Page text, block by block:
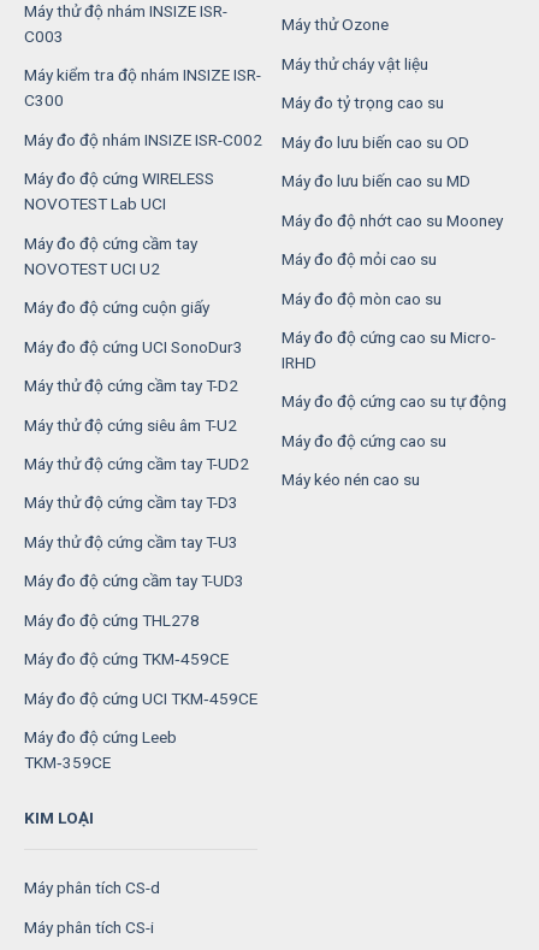
Máy thử độ nhám INSIZE ISR-
C003
Máy kiểm tra độ nhám INSIZE ISR-
C300
Máy đo độ nhám INSIZE ISR-C002
Máy đo độ cứng WIRELESS
NOVOTEST Lab UCI
Máy đo độ cứng cầm tay
NOVOTEST UCI U2
Máy đo độ cứng cuộn giấy
Máy đo độ cứng UCI SonoDur3
Máy thử độ cứng cầm tay T-D2
Máy thử độ cứng siêu âm T-U2
Máy thử độ cứng cầm tay T-UD2
Máy thử độ cứng cầm tay T-D3
Máy thử độ cứng cầm tay T-U3
Máy đo độ cứng cầm tay T-UD3
Máy đo độ cứng THL278
Máy đo độ cứng TKM‑459CE
Máy đo độ cứng UCI TKM‑459CE
Máy đo độ cứng Leeb
TKM‑359CE
Máy thử Ozone
Máy thử cháy vật liệu
Máy đo tỷ trọng cao su
Máy đo lưu biến cao su OD
Máy đo lưu biến cao su MD
Máy đo độ nhớt cao su Mooney
Máy đo độ mỏi cao su
Máy đo độ mòn cao su
Máy đo độ cứng cao su Micro-
IRHD
Máy đo độ cứng cao su tự động
Máy đo độ cứng cao su
Máy kéo nén cao su
KIM LOẠI
Máy phân tích CS-d
Máy phân tích CS-i